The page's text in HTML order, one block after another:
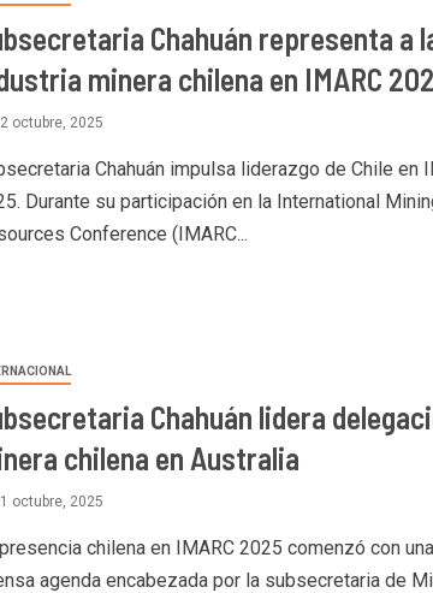
Chahuán representa a
minera chilena en IMARC
octubre, 2025
Chahuán impulsa liderazgo de Chile en
Durante su participación en la International
Conference (IMARC...
Chahuán lidera
chilena en Australia
octubre, 2025
chilena en IMARC 2025 comenzó con una
agenda encabezada por la subsecretaria de